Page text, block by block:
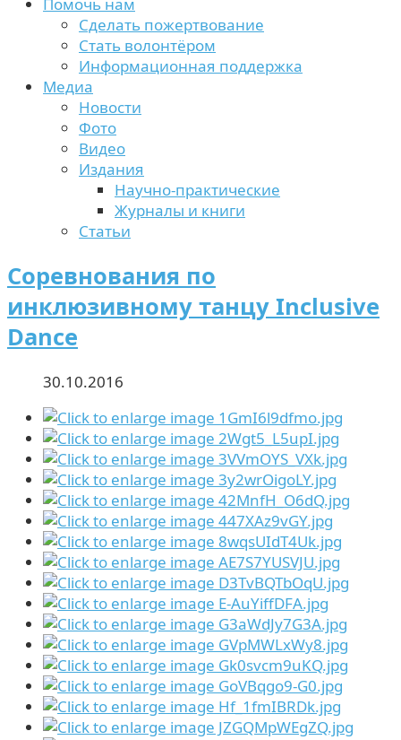
Помочь нам
Сделать пожертвование
Стать волонтёром
Информационная поддержка
Медиа
Новости
Фото
Видео
Издания
Научно-практические
Журналы и книги
Статьи
Соревнования по
инклюзивному танцу Inclusive
Dance
30.10.2016